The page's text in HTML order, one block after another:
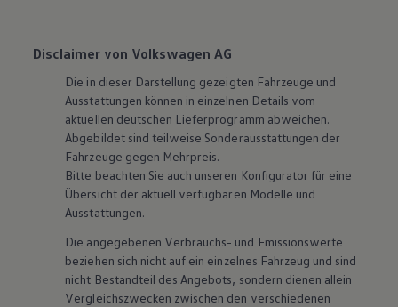
Disclaimer von Volkswagen AG
Die in dieser Darstellung gezeigten Fahrzeuge und
Ausstattungen können in einzelnen Details vom
aktuellen deutschen Lieferprogramm abweichen.
Abgebildet sind teilweise Sonderausstattungen der
Fahrzeuge gegen Mehrpreis.
Bitte beachten Sie auch unseren Konfigurator für eine
Übersicht der aktuell verfügbaren Modelle und
Ausstattungen.
Die angegebenen Verbrauchs- und Emissionswerte
beziehen sich nicht auf ein einzelnes Fahrzeug und sind
nicht Bestandteil des Angebots, sondern dienen allein
Vergleichszwecken zwischen den verschiedenen